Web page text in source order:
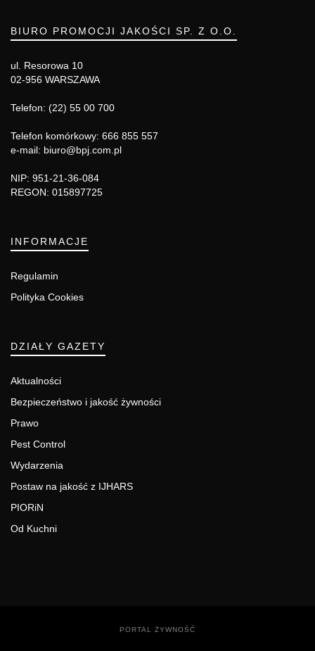
BIURO PROMOCJI JAKOŚCI SP. Z O.O.
ul. Resorowa 10
02-956 WARSZAWA
Telefon: (22) 55 00 700
Telefon komórkowy: 666 855 557
e-mail: biuro@bpj.com.pl
NIP: 951-21-36-084
REGON: 015897725
INFORMACJE
Regulamin
Polityka Cookies
DZIAŁY GAZETY
Aktualności
Bezpieczeństwo i jakość żywności
Prawo
Pest Control
Wydarzenia
Postaw na jakość z IJHARS
PIORiN
Od Kuchni
PORTAL ŻYWNOŚĆ